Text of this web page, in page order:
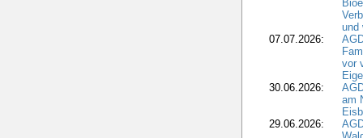
und
07.07.2026:
vor
30.06.2026:
am
29.06.2026: